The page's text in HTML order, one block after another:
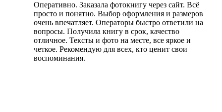
Оперативно. Заказала фотокнигу через сайт. Всё
просто и понятно. Выбор оформления и размеров
очень впечатляет. Операторы быстро ответили на
вопросы. Получила книгу в срок, качество
отличное. Тексты и фото на месте, все яркое и
четкое. Рекомендую для всех, кто ценит свои
воспоминания.